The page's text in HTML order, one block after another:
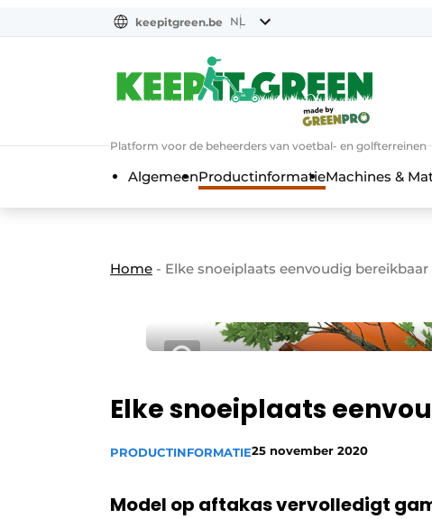
keepitgreen.be NL
Platform voor de beheerders van voetbal- en golfterreinen
AlgemeenProductinformatieMachines &
Home - Elke snoeiplaats eenvoudig bereikbaar
Elke snoeiplaats
PRODUCTINFORMATIE25 november 2020
Model op aftakas vervolledigt